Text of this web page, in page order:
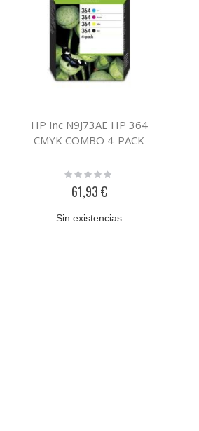
HP Inc N9J73AE HP 364
CMYK COMBO 4-PACK
Rating:
61,93 €
Sin existencias